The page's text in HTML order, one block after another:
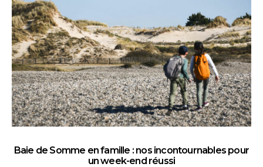
Baie de Somme en famille : nos incontournables pour
un week-end réussi